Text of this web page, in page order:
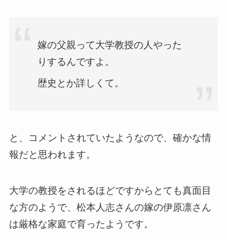
嫁の父親って大学教授の人やった
りするんですよ。
歴史とか詳しくて。
と、コメントされていたようなので、確かな情
報だと思われます。
大学の教授をされるほどですからとても真面目
な方のようで、松本人志さんの嫁の伊原凛さん
は厳格な家庭で育ったようです。